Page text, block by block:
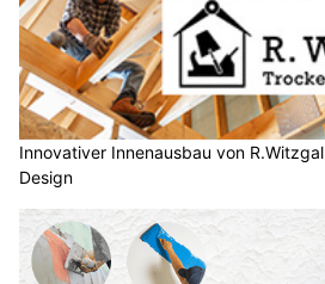
Innovativer Innenausbau von
Design